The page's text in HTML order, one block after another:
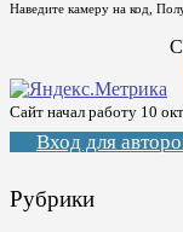
Наведите камеру на код,
Сайт начал работу 10
Вход для
Рубрики